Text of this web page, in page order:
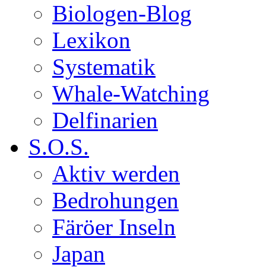
Biologen-Blog
Lexikon
Systematik
Whale-Watching
Delfinarien
S.O.S.
Aktiv werden
Bedrohungen
Färöer Inseln
Japan